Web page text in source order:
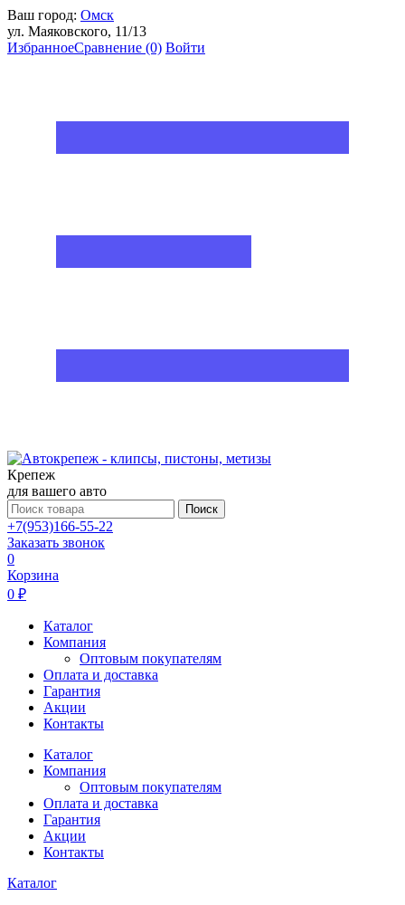
Ваш город: Омск
ул. Маяковского, 11/13
ИзбранноеСравнение (0) Войти
Крепеж
для вашего авто
Поиск
+7(953)166-55-22
Заказать звонок
0
Корзина
0 ₽
Каталог
Компания
Оптовым покупателям
Оплата и доставка
Гарантия
Акции
Контакты
Каталог
Компания
Оптовым покупателям
Оплата и доставка
Гарантия
Акции
Контакты
Каталог